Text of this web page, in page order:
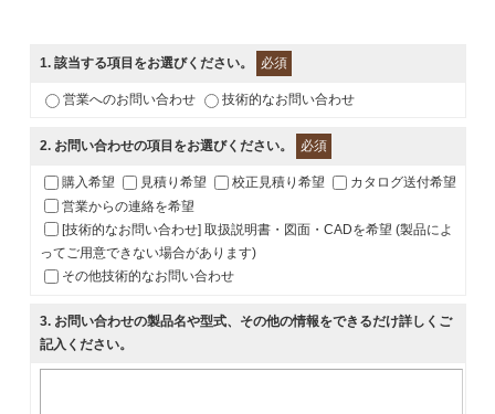
1. 該当する項目をお選びください。 必須
営業へのお問い合わせ 技術的なお問い合わせ
2. お問い合わせの項目をお選びください。 必須
購入希望 見積り希望 校正見積り希望
カタログ送付希望
営業からの連絡を希望
[技術的なお問い合わせ] 取扱説明書・図面・CADを希望 (製品によ
ってご用意できない場合があります)
その他技術的なお問い合わせ
3. お問い合わせの製品名や型式、その他の情報をできるだけ詳しくご
記入ください。